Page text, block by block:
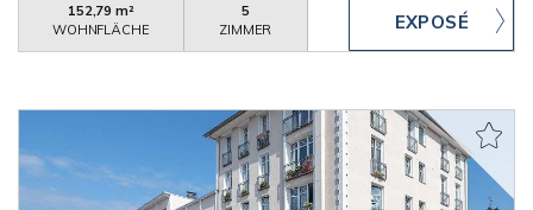
152,79 m²
WOHNFLÄCHE
5
ZIMMER